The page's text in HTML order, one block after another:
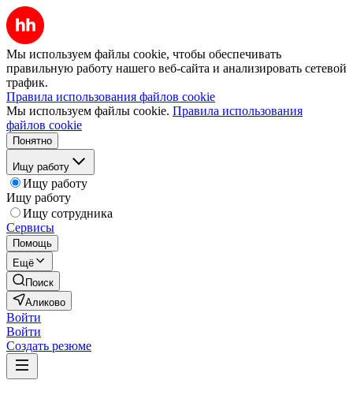
Мы используем файлы cookie, чтобы обеспечивать
правильную работу нашего веб-сайта и анализировать сетевой
трафик.
Правила использования файлов cookie
Мы используем файлы cookie. Правила использования
файлов cookie
Понятно
Ищу работу
Ищу работу
Ищу работу
Ищу сотрудника
Сервисы
Помощь
Ещё
Поиск
Аликово
Войти
Войти
Создать резюме